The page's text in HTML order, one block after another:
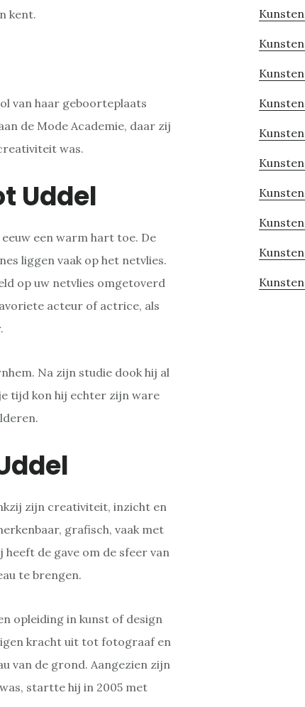
kent.
van haar geboorteplaats
de Mode Academie, daar zij
was.
Uddel
een warm hart toe. De
liggen vaak op het netvlies.
op uw netvlies omgetoverd
acteur of actrice, als
Na zijn studie dook hij al
tijd kon hij echter zijn ware
zijn creativiteit, inzicht en
grafisch, vaak met
de gave om de sfeer van
te brengen.
opleiding in kunst of design
kracht uit tot fotograaf en
van de grond. Aangezien zijn
startte hij in 2005 met